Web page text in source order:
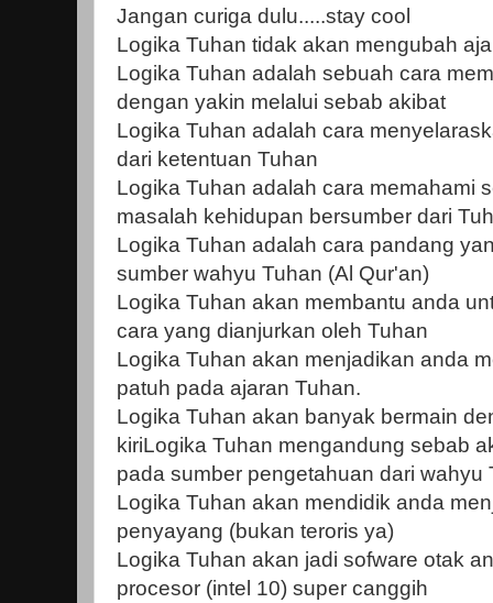
Jangan curiga dulu.....stay cool
Logika Tuhan tidak akan mengubah
Logika Tuhan adalah sebuah cara
dengan yakin melalui sebab akibat
Logika Tuhan adalah cara
dari ketentuan Tuhan
Logika Tuhan adalah cara memahami
masalah kehidupan bersumber dari
Logika Tuhan adalah cara pandang
sumber wahyu Tuhan (Al Qur'an)
Logika Tuhan akan membantu anda
cara yang dianjurkan oleh Tuhan
Logika Tuhan akan menjadikan anda
patuh pada ajaran Tuhan.
Logika Tuhan akan banyak bermain
kiriLogika Tuhan mengandung sebab
pada sumber pengetahuan dari wahyu
Logika Tuhan akan mendidik anda
penyayang (bukan teroris ya)
Logika Tuhan akan jadi sofware otak
procesor (intel 10) super canggih